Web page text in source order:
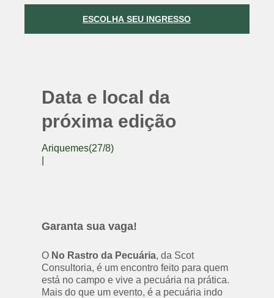
ESCOLHA SEU INGRESSO
Data e local da
próxima edição
Ariquemes(27/8)
Garanta sua vaga!
O No Rastro da Pecuária, da Scot
Consultoria, é um encontro feito para quem
está no campo e vive a pecuária na prática.
Mais do que um evento, é a pecuária indo